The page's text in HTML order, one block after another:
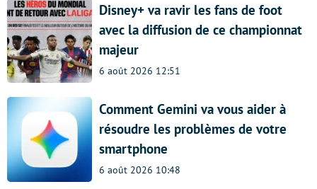
Disney+ va ravir les fans de foot
avec la diffusion de ce championnat
majeur
6 août 2026 12:51
Comment Gemini va vous aider à
résoudre les problèmes de votre
smartphone
6 août 2026 10:48